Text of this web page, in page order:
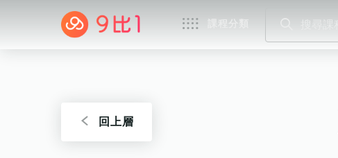
回上層